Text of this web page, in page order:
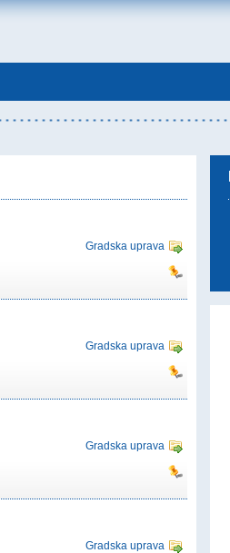
Gradska uprava
Gradska uprava
Gradska uprava
Gradska uprava